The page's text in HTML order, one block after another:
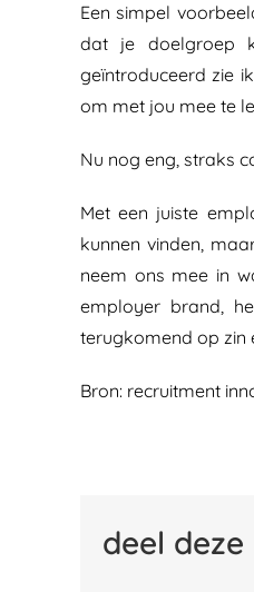
Een simpel
dat je doelgroep
geïntroduceerd zie
om met jou mee te
Nu nog eng, straks
Met een juiste
kunnen vinden,
neem ons mee in
employer brand,
terugkomend op zin
Bron: recruitment
deel deze